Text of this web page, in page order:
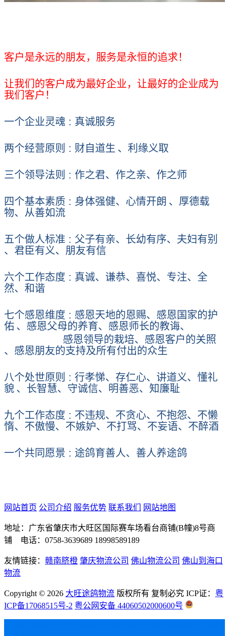
客户是永远的朋友，服务是永恒的追求！
让我们的客户成为最好企业，让最好的企业成为
我们客户！
一个企业灵魂 : 真诚服务
两个经营原则 : 财自道生 、利缘义取
三个领导法则 : 作之君、作之亲、作之师
四个基本素质 : 身体强健、心情开朗 、厚德载
物、从善如流
五个做人标准 : 父子有亲、长幼有序、夫妇有别
、君臣有义、朋友有信
六个工作态度 : 真诚、谦恭、喜悦、专注、全
然、和谐
七个感恩维度 : 感恩天地的恩赐、感恩国家的护
佑 、感恩父母的养育、感恩师长的教诲、
感恩领导的栽培、感恩客户的关照
、感恩朋友的支持及所有付出的众生
八个处世原则 : 行孝悌、存仁心、讲道义、懂礼
貌 、长智慧、守诚信、明善恶、知廉耻
九个工作态度 : 不违规、不贪心、不抱怨、不懒
惰、不傲慢、不嫉妒、不打骂、不妄语、不醉酒
一个共同愿景 : 途鸽育善人、善人养途鸽
网站首页 公司介绍 服务优势 联系我们 网站地图
地址：广东省肇庆市大旺区国际赛车场看台商铺(B幢)8号商
铺 电话：0758-3639689 18998589189
友情链接： 赣南脐橙 肇庆物流公司 佛山物流公司 佛山到海口
物流
Copyright © 2026 大旺途鸽物流 版权所有 复制必究 ICP证： 粤
ICP备17068515号-2 粤公网安备 44060502000600号